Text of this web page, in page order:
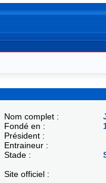
Nom complet :
Fondé en :
Président :
Entraineur :
Stade :
Site officiel :